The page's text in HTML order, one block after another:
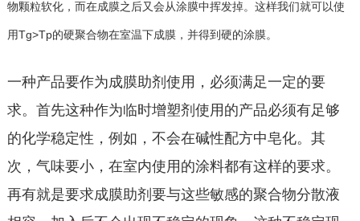
物颗粒软化，而在成膜之后又会从涂膜中挥发掉。这样我们就可以使
用Tg>Tp的硬聚合物在室温下成膜，并得到硬的涂膜。
一种产品要作为成膜助剂使用，必须满足一定的要
求。首先这种作为临时增塑剂使用的产品必须有足够
的化学稳定性，例如，不会在碱性配方中皂化。其
次，气味要小，在室内使用的涂料都有这样的要求。
再有就是要求成膜助剂要与这些敏感的聚合物分散液